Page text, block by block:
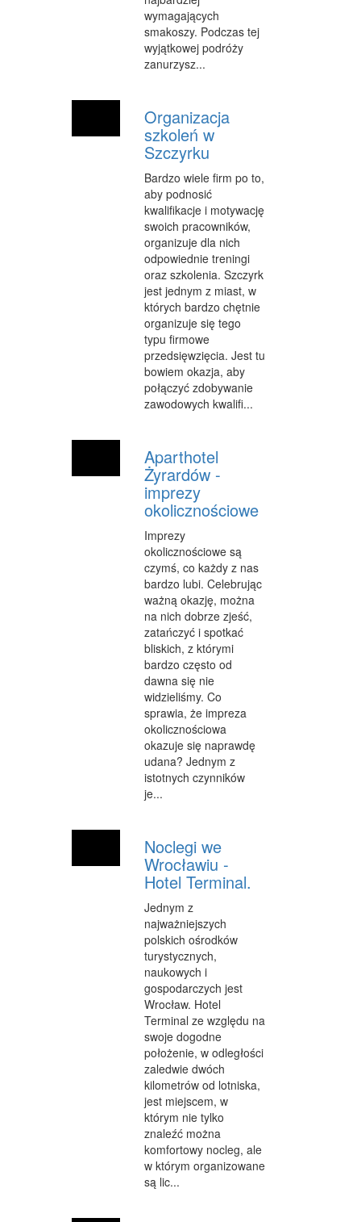
INNE AGENCJE
WIGOR
IMPREZY INTEGRACYJNE
ZAJĘCIA SPORTOWE I REKREACYJNE
PRODUKCJA
INFORMATYCZNE
RESTAURACJE, CATERING
FOTOGRAFIA
ADWOKACI, PORADY PRAWNE
SPRZĄTANIE, PORZĄDKOWANIE
SERWIS
OPIEKA
INNE USŁUGI
KURIER, PRZESYŁKI
WYCIECZKI
HOTELE I NOCLEGI
PODRÓŻE
ZDROWIE
DIETETYKA, ODCHUDZANIE
KOSMETYKI
LECZENIE
SALONY KOSMETYCZNE
SPRZĘT MEDYCZNY
WEB
OPROGRAMOWANIE
wymagających
smakoszy. Podczas tej
wyjątkowej podróży
zanurzysz...
Organizacja
szkoleń w
Szczyrku
Bardzo wiele firm po to,
aby podnosić
kwalifikacje i motywację
swoich pracowników,
organizuje dla nich
odpowiednie treningi
oraz szkolenia. Szczyrk
jest jednym z miast, w
których bardzo chętnie
organizuje się tego
typu firmowe
przedsięwzięcia. Jest tu
bowiem okazja, aby
połączyć zdobywanie
zawodowych kwalifi...
Aparthotel
Żyrardów -
imprezy
okolicznościowe
Imprezy
okolicznościowe są
czymś, co każdy z nas
bardzo lubi. Celebrując
ważną okazję, można
na nich dobrze zjeść,
zatańczyć i spotkać
bliskich, z którymi
bardzo często od
dawna się nie
widzieliśmy. Co
sprawia, że impreza
okolicznościowa
okazuje się naprawdę
udana? Jednym z
istotnych czynników
je...
Noclegi we
Wrocławiu -
Hotel Terminal.
Jednym z
najważniejszych
polskich ośrodków
turystycznych,
naukowych i
gospodarczych jest
Wrocław. Hotel
Terminal ze względu na
swoje dogodne
położenie, w odległości
zaledwie dwóch
kilometrów od lotniska,
jest miejscem, w
którym nie tylko
znaleźć można
komfortowy nocleg, ale
w którym organizowane
są lic...